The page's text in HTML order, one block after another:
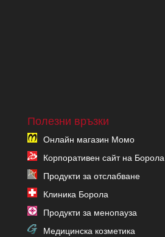
Полезни връзки
Онлайн магазин Момо
Корпоративен сайт на Борола
Продукти за отслабване
Клиника Борола
Продукти за менопауза
Медицинска козметика